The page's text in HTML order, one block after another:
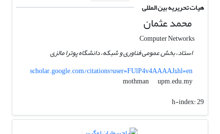
هیات تحریریه بین المللی
محمد عثمان
Computer Networks
استاد، بخش عمومی فناوری و شبکه، دانشگاه پوترا مالزی
scholar.google.com/citations?user=FUlP4v4AAAAJ&hl=en
mothman
upm.edu.my
h-index:29